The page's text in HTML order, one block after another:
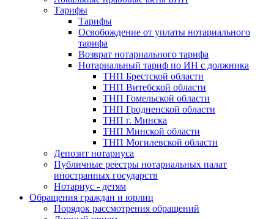
Тарифы
Тарифы
Освобождение от уплаты нотариального
тарифа
Возврат нотариального тарифа
Нотариальный тариф по ИН с должника
ТНП Брестской области
ТНП Витебской области
ТНП Гомельской области
ТНП Гродненской области
ТНП г. Минска
ТНП Минской области
ТНП Могилевской области
Депозит нотариуса
Публичные реестры нотариальных палат
иностранных государств
Нотариус - детям
Обращения граждан и юрлиц
Порядок рассмотрения обращений